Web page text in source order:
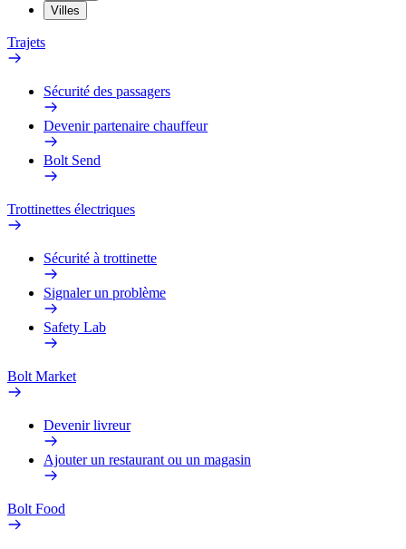
Villes
Trajets
Sécurité des passagers
Devenir partenaire chauffeur
Bolt Send
Trottinettes électriques
Sécurité à trottinette
Signaler un problème
Safety Lab
Bolt Market
Devenir livreur
Ajouter un restaurant ou un magasin
Bolt Food